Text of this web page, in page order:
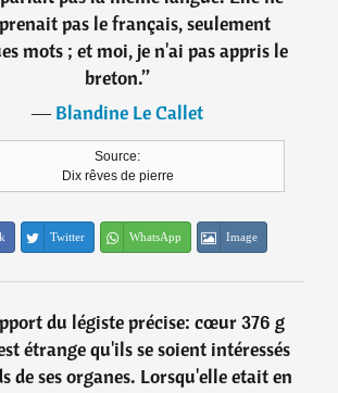
pas le français, seulement
mots ; et moi, je n'ai pas appris le
breton.”
―Blandine Le Callet
Source:
Dix rêves de pierre
Twitter WhatsApp Image
du légiste précise: cœur 376 g
étrange qu'ils se soient intéressés
de ses organes. Lorsqu'elle etait en